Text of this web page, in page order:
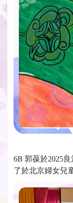
6B 郭葆於2025
了於北京婦女兒